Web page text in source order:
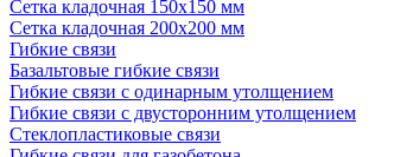
Сетка кладочная 150x150 мм
Сетка кладочная 200x200 мм
Гибкие связи
Базальтовые гибкие связи
Гибкие связи с одинарным утолщением
Гибкие связи с двусторонним утолщением
Стеклопластиковые связи